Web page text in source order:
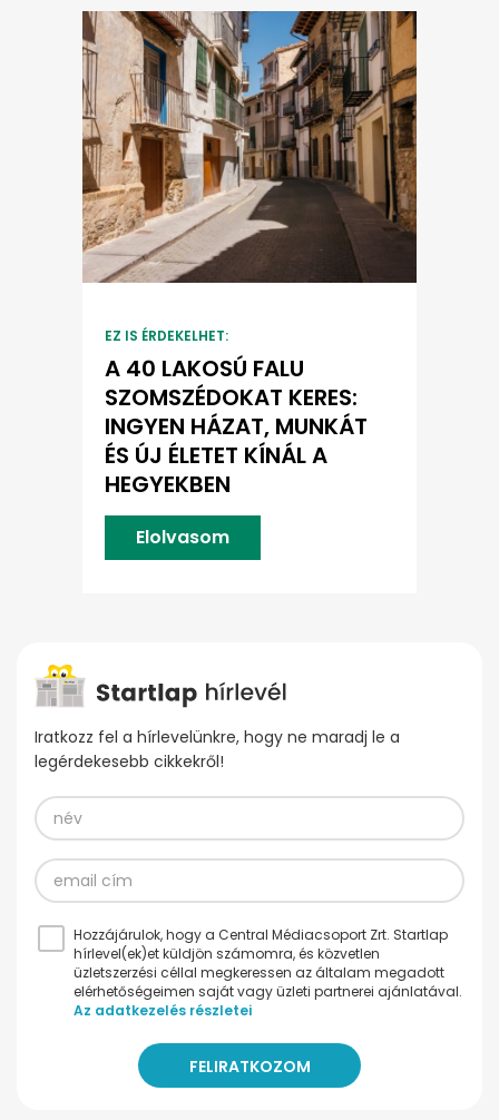
EZ IS ÉRDEKELHET:
A 40 LAKOSÚ FALU
SZOMSZÉDOKAT KERES:
INGYEN HÁZAT, MUNKÁT
ÉS ÚJ ÉLETET KÍNÁL A
HEGYEKBEN
Elolvasom
Iratkozz fel a hírlevelünkre, hogy ne maradj le a
legérdekesebb cikkekről!
Hozzájárulok, hogy a Central Médiacsoport Zrt. Startlap
hírlevel(ek)et küldjön számomra, és közvetlen
üzletszerzési céllal megkeressen az általam megadott
elérhetőségeimen saját vagy üzleti partnerei ajánlatával.
Az adatkezelés részletei